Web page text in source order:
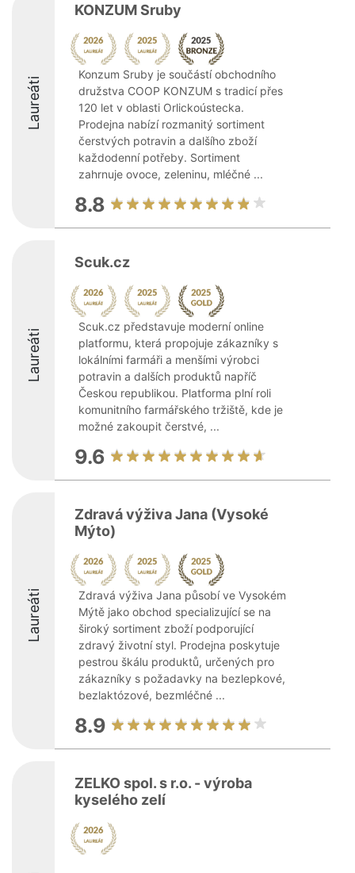
Laureáti
KONZUM Sruby
Konzum Sruby je součástí obchodního
družstva COOP KONZUM s tradicí přes
120 let v oblasti Orlickoústecka.
Prodejna nabízí rozmanitý sortiment
čerstvých potravin a dalšího zboží
každodenní potřeby. Sortiment
zahrnuje ovoce, zeleninu, mléčné ...
8.8
Laureáti
Scuk.cz
Scuk.cz představuje moderní online
platformu, která propojuje zákazníky s
lokálními farmáři a menšími výrobci
potravin a dalších produktů napříč
Českou republikou. Platforma plní roli
komunitního farmářského tržiště, kde je
možné zakoupit čerstvé, ...
9.6
Laureáti
Zdravá výživa Jana (Vysoké
Mýto)
Zdravá výživa Jana působí ve Vysokém
Mýtě jako obchod specializující se na
široký sortiment zboží podporující
zdravý životní styl. Prodejna poskytuje
pestrou škálu produktů, určených pro
zákazníky s požadavky na bezlepkové,
bezlaktózové, bezmléčné ...
8.9
ZELKO spol. s r.o. - výroba
kyselého zelí